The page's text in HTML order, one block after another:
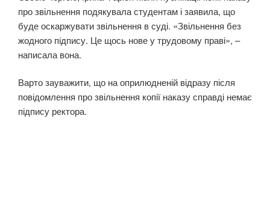
про звільнення подякувала студентам і заявила, що
буде оскаржувати звільнення в суді. «Звільнення без
жодного підпису. Це щось нове у трудовому праві», –
написала вона.
Варто зауважити, що на оприлюдненій відразу після
повідомлення про звільнення копії наказу справді немає
підпису ректора.